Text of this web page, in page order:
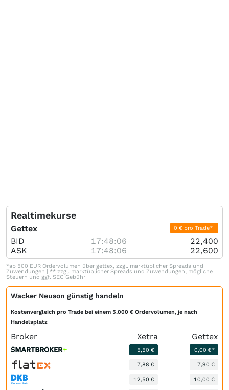
Realtimekurse
Gettex 0 € pro Trade*
BID 17:48:06
22,400
ASK
17:48:06 22,600
*ab 500 EUR Ordervolumen über gettex, zzgl. marktüblicher Spreads und
Zuwendungen | ** zzgl. marktüblicher Spreads und Zuwendungen, mögliche
Steuern und ggf. SEC Gebühr
Wacker Neuson günstig handeln
Kostenvergleich pro Trade bei einem 5.000 € Ordervolumen, je nach
Handelsplatz
Broker Xetra Gettex
5,50 € 0,00 €*
7,88 € 7,90 €
12,50 € 10,00 €